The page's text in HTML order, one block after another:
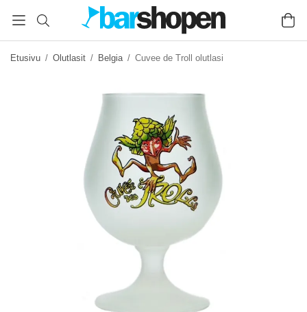
Etusivu / Olutlasit / Belgia / Cuvee de Troll olutlasi